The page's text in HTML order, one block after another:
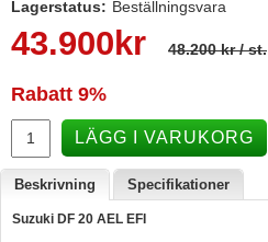
Varta - Batterier
Victron - Batteriladdare
Webasto - Dieselvärmare
Kamasa Tools - Verktyg
Calix - Packline - Takboxar
Thule - Takboxar
Lagerstatus: Beställningsvara
43.900 kr 48.200 kr/ st.
Rabatt 9%
LÄGG I VARUKORG
Beskrivning Specifikationer
Suzuki DF 20 AEL EFI